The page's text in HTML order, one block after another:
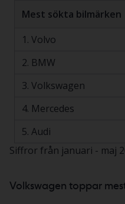
Mest sökta bilmärken
1. Volvo
2. BMW
3. Volkswagen
4. Mercedes
5. Audi
Siffror från januari - maj
Volkswagen toppar